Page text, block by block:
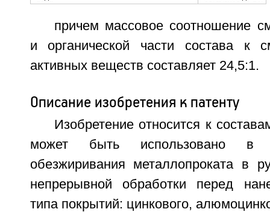
причем массовое соотношение
и органической части состава к
активных веществ составляет 24,5:1.
Описание изобретения к патенту
Изобретение относится к
может быть использовано в
обезжиривания металлопроката в
непрерывной обработки перед
типа покрытий: цинкового,